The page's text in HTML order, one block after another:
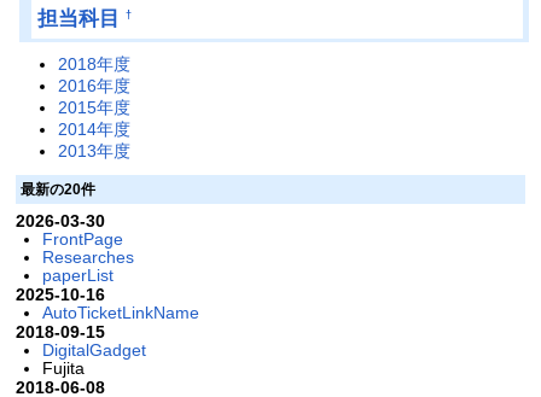
担当科目 †
2018年度
2016年度
2015年度
2014年度
2013年度
最新の20件
2026-03-30
FrontPage
Researches
paperList
2025-10-16
AutoTicketLinkName
2018-09-15
DigitalGadget
Fujita
2018-06-08